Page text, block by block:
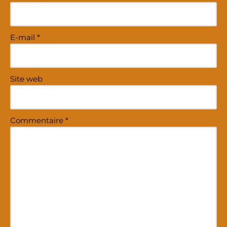
E-mail *
Site web
Commentaire *